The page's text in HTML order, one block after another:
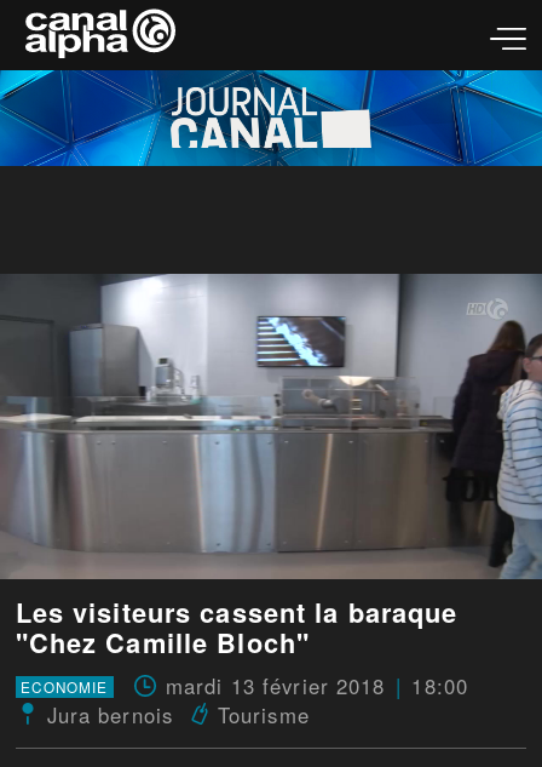
Les visiteurs cassent la baraque
"Chez Camille Bloch"
ECONOMIE mardi 13 février 2018
18:00
Jura bernois
Tourisme